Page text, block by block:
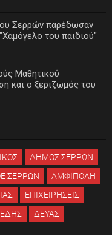
Σερρών παρέδωσαν
του παιδιού"
Μαθητικού
και ο ξεριζωμός του
ΔΗΜΟΣ ΣΕΡΡΩΝ
ΣΕΡΡΩΝ
ΑΜΦΙΠΟΛΗ
ΕΠΙΧΕΙΡΗΣΕΙΣ
ΔΕΥΑΣ